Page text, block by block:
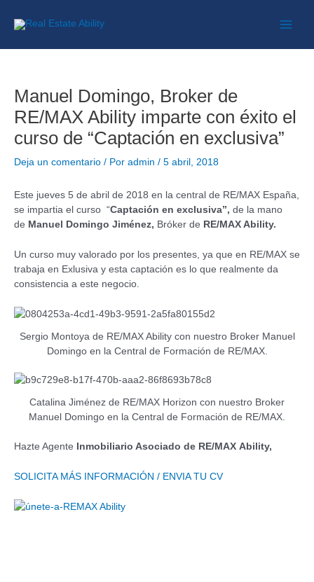
Manuel Domingo, Broker de
RE/MAX Ability imparte con éxito el
curso de “Captación en exclusiva”
Deja un comentario / Por admin / 5 abril, 2018
Este jueves 5 de abril de 2018 en la central de RE/MAX España,
se impartia el curso “Captación en exclusiva”, de la mano
de Manuel Domingo Jiménez, Bróker de RE/MAX Ability.
Un curso muy valorado por los presentes, ya que en RE/MAX se
trabaja en Exlusiva y esta captación es lo que realmente da
consistencia a este negocio.
Sergio Montoya de RE/MAX Ability con nuestro Broker Manuel
Domingo en la Central de Formación de RE/MAX.
Catalina Jiménez de RE/MAX Horizon con nuestro Broker
Manuel Domingo en la Central de Formación de RE/MAX.
Hazte Agente Inmobiliario Asociado de RE/MAX Ability,
SOLICITA MÁS INFORMACIÓN / ENVIA TU CV